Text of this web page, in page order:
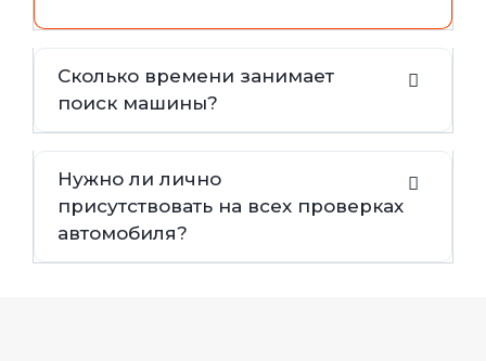
Сколько времени занимает
поиск машины?
Нужно ли лично
присутствовать на всех проверках
автомобиля?